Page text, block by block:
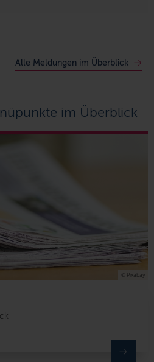
Alle Meldungen im Überblick
im Überblick
© Pixabay